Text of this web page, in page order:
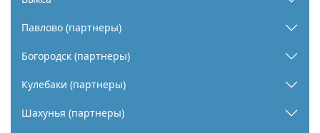
Павлово (партнеры)
Богородск (партнеры)
Кулебаки (партнеры)
Шахунья (партнеры)